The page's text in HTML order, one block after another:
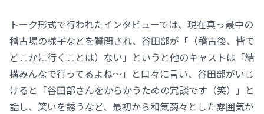
トーク形式で行われたインタビューでは、現在真っ最中の
稽古場の様子などを質問され、谷田部が「（稽古後、皆で
どこかに行くことは）ない」というと他のキャストは「結
構みんなで行ってるよね～」と口々に言い、谷田部がいじ
けると「谷田部さんをからかうための冗談です（笑）」と
話し、笑いを誘うなど、最初から和気藹々とした雰囲気が